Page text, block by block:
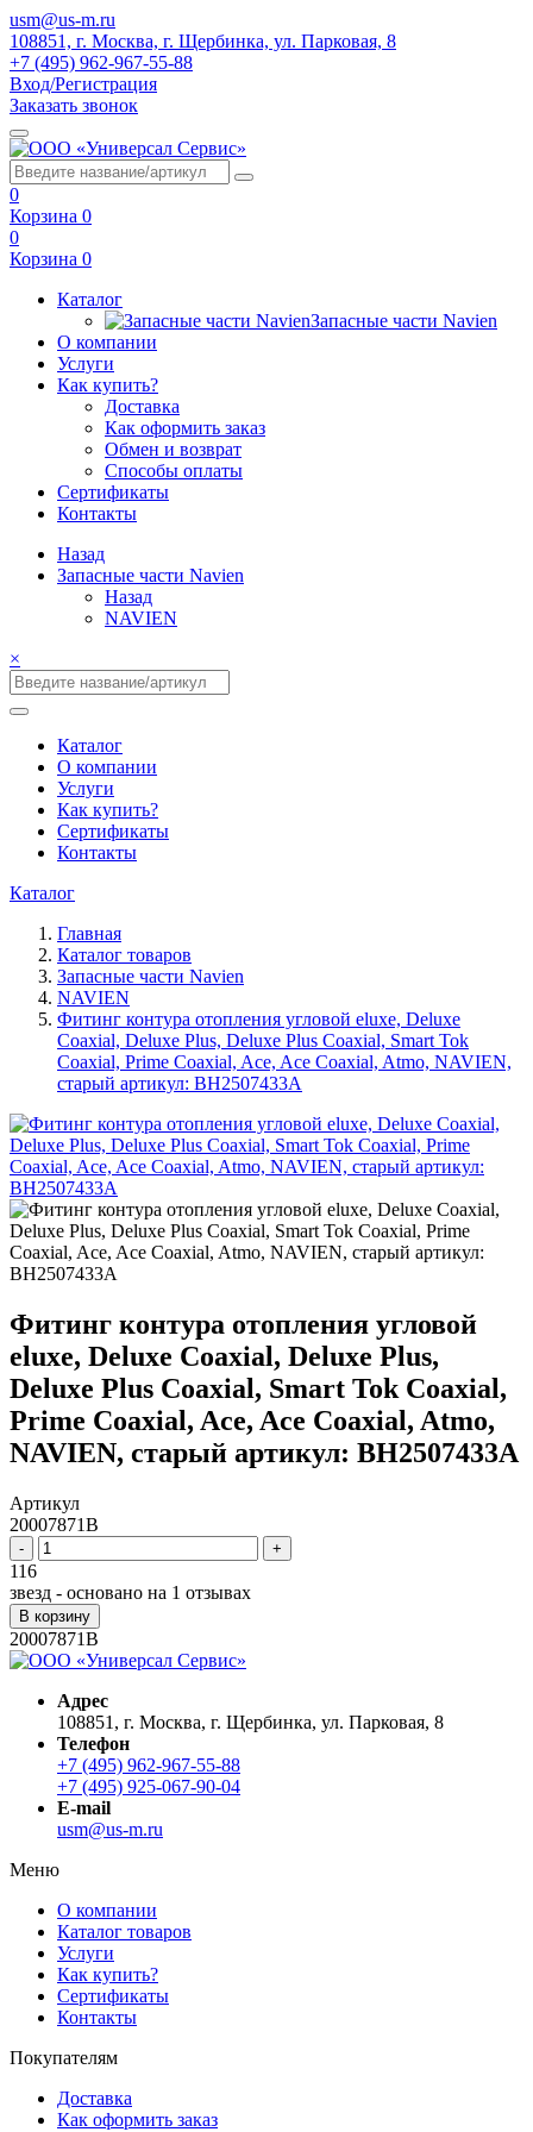
usm@us-m.ru
108851, г. Москва, г. Щербинка, ул. Парковая, 8
+7 (495) 962-967-55-88
Вход/Регистрация
Заказать звонок
0
Корзина 0
0
Корзина 0
Каталог
Запасные части Navien
О компании
Услуги
Как купить?
Доставка
Как оформить заказ
Обмен и возврат
Способы оплаты
Сертификаты
Контакты
Назад
Запасные части Navien
Назад
NAVIEN
×
Каталог
О компании
Услуги
Как купить?
Сертификаты
Контакты
Каталог
Главная
Каталог товаров
Запасные части Navien
NAVIEN
Фитинг контура отопления угловой eluxe, Deluxe
Coaxial, Deluxe Plus, Deluxe Plus Coaxial, Smart Tok
Coaxial, Prime Coaxial, Ace, Ace Coaxial, Atmo, NAVIEN,
старый артикул: BH2507433A
Фитинг контура отопления угловой
eluxe, Deluxe Coaxial, Deluxe Plus,
Deluxe Plus Coaxial, Smart Tok Coaxial,
Prime Coaxial, Ace, Ace Coaxial, Atmo,
NAVIEN, старый артикул: BH2507433A
Артикул
20007871B
- +
116
звезд - основано на 1 отзывах
В корзину
20007871B
Адрес
108851, г. Москва, г. Щербинка, ул. Парковая, 8
Телефон
+7 (495) 962-967-55-88
+7 (495) 925-067-90-04
E-mail
usm@us-m.ru
Меню
О компании
Каталог товаров
Услуги
Как купить?
Сертификаты
Контакты
Покупателям
Доставка
Как оформить заказ